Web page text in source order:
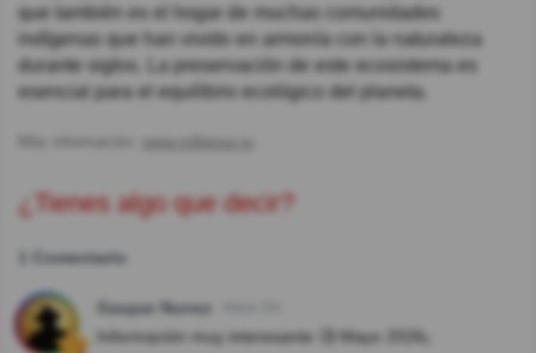
que también es el hogar de muchas comunidades
indígenas que han vivido en armonía con la naturaleza
durante siglos. La preservación de este ecosistema es
esencial para el equilibrio ecológico del planeta.
¿Tienes algo que decir?
1 Comentario
Gaspar Nunez
Información muy interesante 🧐 Mayo 2026¡